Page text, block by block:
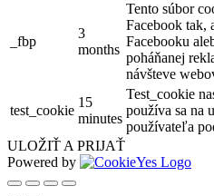
_fbp
3
months
Tento súbor
Facebook tak,
Facebooku
poháňanej
návšteve
test_cookie
15
minutes
Test_cookie
používa sa na
používateľa
ULOŽIŤ A PRIJAŤ
Powered by